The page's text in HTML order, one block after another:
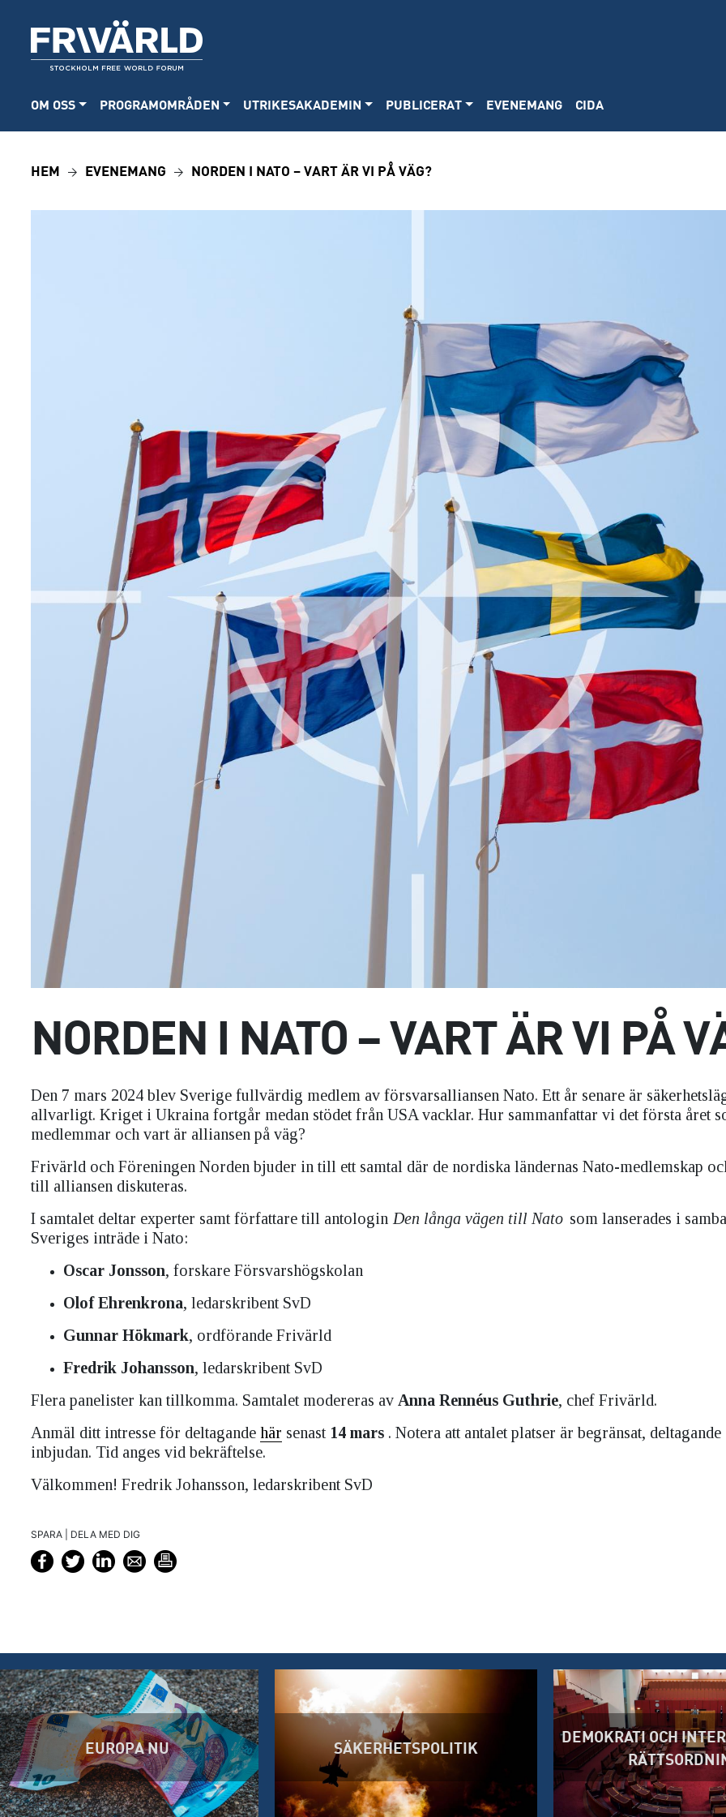
OM OSS PROGRAMOMRÅDEN UTRIKESAKADEMIN PUBLICERAT EVENEMANG CIDA
HEM EVENEMANG NORDEN I NATO – VART ÄR VI PÅ VÄG?
NORDEN I NATO – VART ÄR VI PÅ
Den 7 mars 2024 blev Sverige fullvärdig medlem av försvarsalliansen Nato. Ett år senare är
allvarligt. Kriget i Ukraina fortgår medan stödet från USA vacklar. Hur sammanfattar vi det första året
medlemmar och vart är alliansen på väg?
Frivärld och Föreningen Norden bjuder in till ett samtal där de nordiska ländernas Nato-medlemskap
till alliansen diskuteras.
I samtalet deltar experter samt författare till antologin Den långa vägen till Nato som lanserades i
Sveriges inträde i Nato:
Oscar Jonsson, forskare Försvarshögskolan
Olof Ehrenkrona, ledarskribent SvD
Gunnar Hökmark, ordförande Frivärld
Fredrik Johansson, ledarskribent SvD
Flera panelister kan tillkomma. Samtalet modereras av Anna Rennéus Guthrie, chef Frivärld.
Anmäl ditt intresse för deltagande här senast 14 mars . Notera att antalet platser är begränsat, deltagande
inbjudan. Tid anges vid bekräftelse.
Välkommen! Fredrik Johansson, ledarskribent SvD
SPARA | DELA MED DIG
EUROPA NU SÄKERHETSPOLITIK
DEMOKRATI OCH